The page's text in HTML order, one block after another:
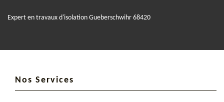
Expert en travaux d'isolation Gueberschwihr 68420
Nos Services